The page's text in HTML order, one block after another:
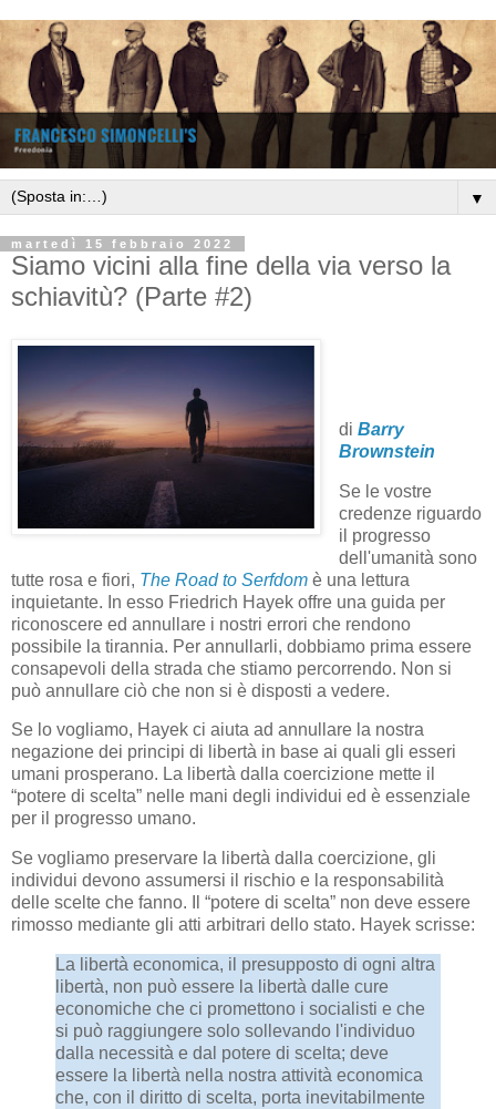
▼
martedì 15 febbraio 2022
Siamo vicini alla fine della via verso la
schiavitù? (Parte #2)
di Barry
Brownstein
Se le vostre
credenze riguardo
il progresso
dell'umanità sono
tutte rosa e fiori, The Road to Serfdom è una lettura
inquietante. In esso Friedrich Hayek offre una guida per
riconoscere ed annullare i nostri errori che rendono
possibile la tirannia. Per annullarli, dobbiamo prima essere
consapevoli della strada che stiamo percorrendo. Non si
può annullare ciò che non si è disposti a vedere.
Se lo vogliamo, Hayek ci aiuta ad annullare la nostra
negazione dei principi di libertà in base ai quali gli esseri
umani prosperano. La libertà dalla coercizione mette il
“potere di scelta” nelle mani degli individui ed è essenziale
per il progresso umano.
Se vogliamo preservare la libertà dalla coercizione, gli
individui devono assumersi il rischio e la responsabilità
delle scelte che fanno. Il “potere di scelta” non deve essere
rimosso mediante gli atti arbitrari dello stato. Hayek scrisse:
La libertà economica, il presupposto di ogni altra
libertà, non può essere la libertà dalle cure
economiche che ci promettono i socialisti e che
si può raggiungere solo sollevando l'individuo
dalla necessità e dal potere di scelta; deve
essere la libertà nella nostra attività economica
che, con il diritto di scelta, porta inevitabilmente